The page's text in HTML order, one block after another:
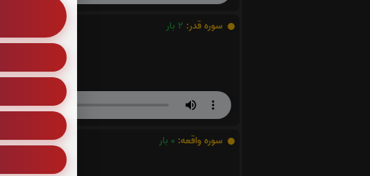
سوره قدر: 2 بار
سوره واقعه: 0 بار